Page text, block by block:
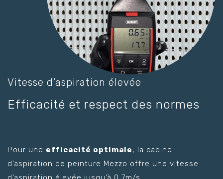
Vitesse d’aspiration élevée
Efficacité et respect des normes
Pour une efficacité optimale, la cabine
d’aspiration de peinture Mezzo offre une vitesse